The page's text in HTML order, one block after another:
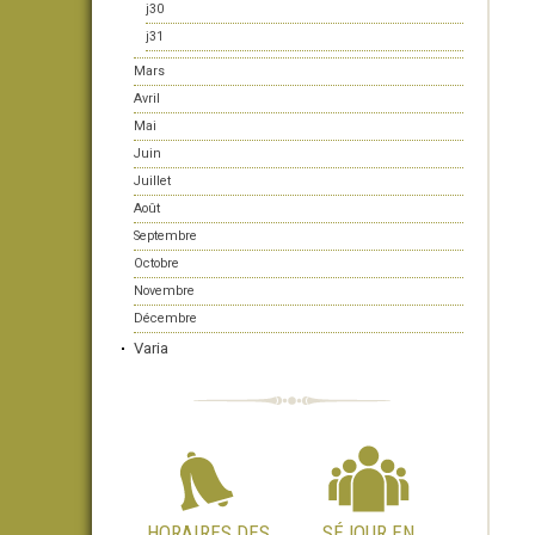
j30
j31
Mars
Avril
Mai
Juin
Juillet
Août
Septembre
Octobre
Novembre
Décembre
Varia